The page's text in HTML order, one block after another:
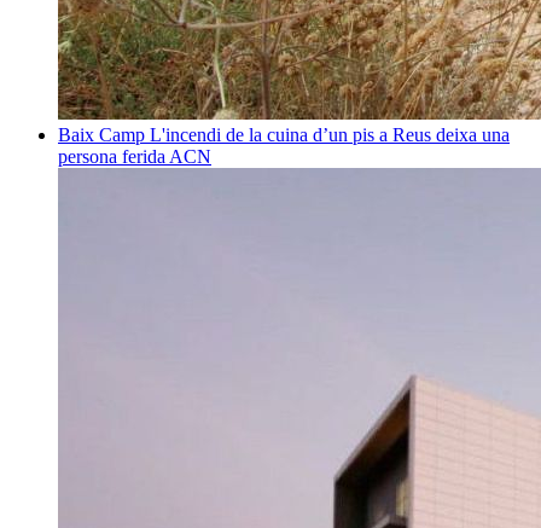
Baix Camp L'incendi de la cuina d’un pis a Reus deixa una
persona ferida ACN